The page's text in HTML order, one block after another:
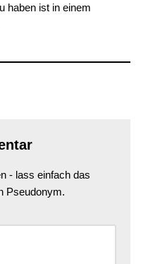
haben ist in einem
- lass einfach das
Pseudonym.